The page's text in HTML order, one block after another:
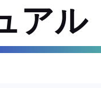
アル